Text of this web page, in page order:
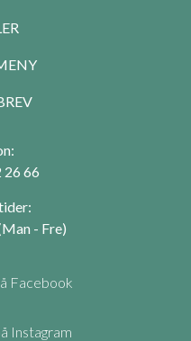
26 66
- Fre)
Facebook
Instagram